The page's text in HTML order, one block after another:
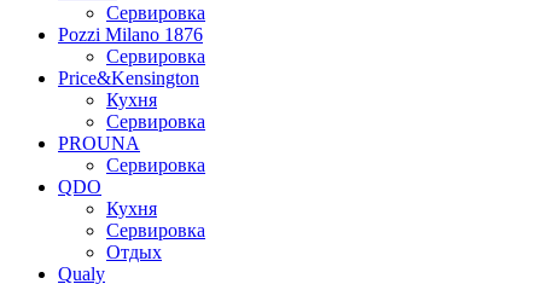
Сервировка
Pozzi Milano 1876
Сервировка
Price&Kensington
Кухня
Сервировка
PROUNA
Сервировка
QDO
Кухня
Сервировка
Отдых
Qualy